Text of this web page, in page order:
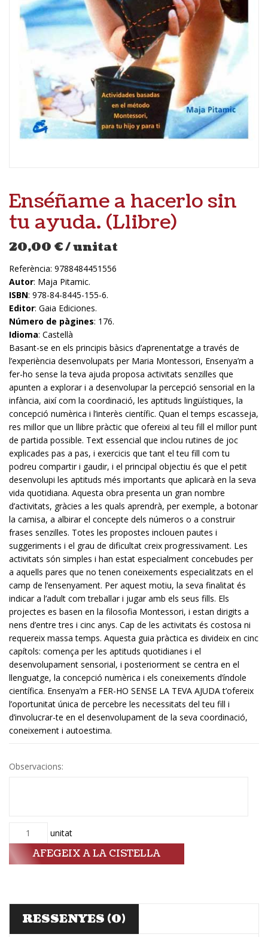
Enséñame a hacerlo sin
tu ayuda. (Llibre)
20,00 €/ unitat
Referència: 9788484451556
Autor: Maja Pitamic.
ISBN: 978-84-8445-155-6.
Editor: Gaia Ediciones.
Número de pàgines: 176.
Idioma: Castellà
Basant-se en els principis bàsics d’aprenentatge a través de
l’experiència desenvolupats per Maria Montessori, Ensenya’m a
fer-ho sense la teva ajuda proposa activitats senzilles que
apunten a explorar i a desenvolupar la percepció sensorial en la
infància, així com la coordinació, les aptituds lingüístiques, la
concepció numèrica i l’interès científic. Quan el temps escasseja,
res millor que un llibre pràctic que ofereixi al teu fill el millor punt
de partida possible. Text essencial que inclou rutines de joc
explicades pas a pas, i exercicis que tant el teu fill com tu
podreu compartir i gaudir, i el principal objectiu és que el petit
desenvolupi les aptituds més importants que aplicarà en la seva
vida quotidiana. Aquesta obra presenta un gran nombre
d’activitats, gràcies a les quals aprendrà, per exemple, a botonar
la camisa, a albirar el concepte dels números o a construir
frases senzilles. Totes les propostes inclouen pautes i
suggeriments i el grau de dificultat creix progressivament. Les
activitats són simples i han estat especialment concebudes per
a aquells pares que no tenen coneixements especialitzats en el
camp de l’ensenyament. Per aquest motiu, la seva finalitat és
indicar a l’adult com treballar i jugar amb els seus fills. Els
projectes es basen en la filosofia Montessori, i estan dirigits a
nens d’entre tres i cinc anys. Cap de les activitats és costosa ni
requereix massa temps. Aquesta guia pràctica es divideix en cinc
capítols: comença per les aptituds quotidianes i el
desenvolupament sensorial, i posteriorment se centra en el
llenguatge, la concepció numèrica i els coneixements d’índole
científica. Ensenya’m a FER-HO SENSE LA TEVA AJUDA t’ofereix
l’oportunitat única de percebre les necessitats del teu fill i
d’involucrar-te en el desenvolupament de la seva coordinació,
coneixement i autoestima.
Observacions:
Quantitat unitat
AFEGEIX A LA CISTELLA
RESSENYES (0)